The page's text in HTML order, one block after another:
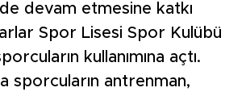
devam etmesine katkı
Spor Lisesi Spor Kulübü
kullanımına açtı.
sporcuların antrenman,